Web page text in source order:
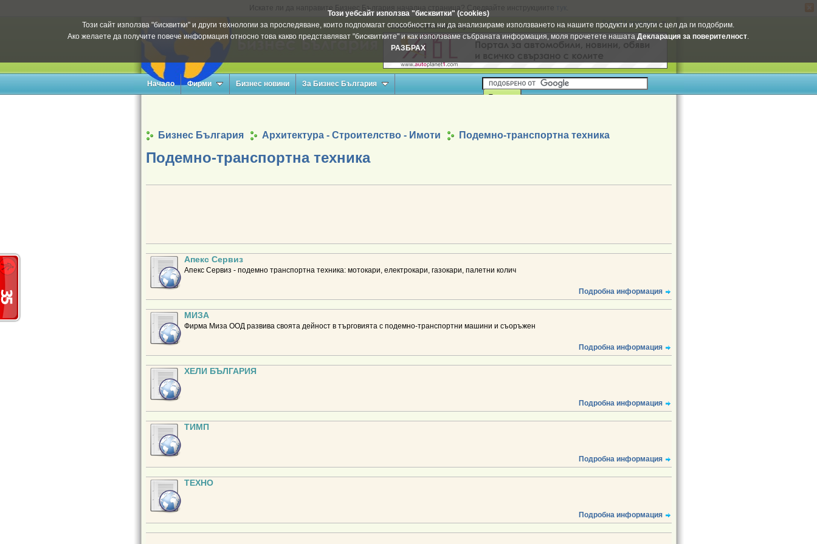
Искате ли да направите Бизнес България начална страница? Следвайте инструкциите
Този уебсайт използва "бисквитки" (cookies)
Този сайт използва "бисквитки" и други технологии за проследяване, които подпомагат способността ни да анализираме използването на нашите продукти и услуги с цел да ги подобрим.
Ако желаете да получите повече информация относно това какво представляват "бисквитките" и как използваме събраната информация, моля прочетете нашатаДекларация за поверителност.
РАЗБРАХ
Select Language ▼
Вашата реклама тук
Начало Фирми Бизнес новини За Бизнес България
Бизнес България Архитектура - Строителство - Имоти Подемно-транспортна техника
Подемно-транспортна техника
Апекс Сервиз
Апекс Сервиз - подемно транспортна техника: мотокари, електрокари, газокари, палетни колич
Подробна информация
МИЗА
Фирма Миза ООД развива своята дейност в търговията с подемно-транспортни машини и съоръжен
Подробна информация
ХЕЛИ БЪЛГАРИЯ
Подробна информация
ТИМП
Подробна информация
ТЕХНО
Подробна информация